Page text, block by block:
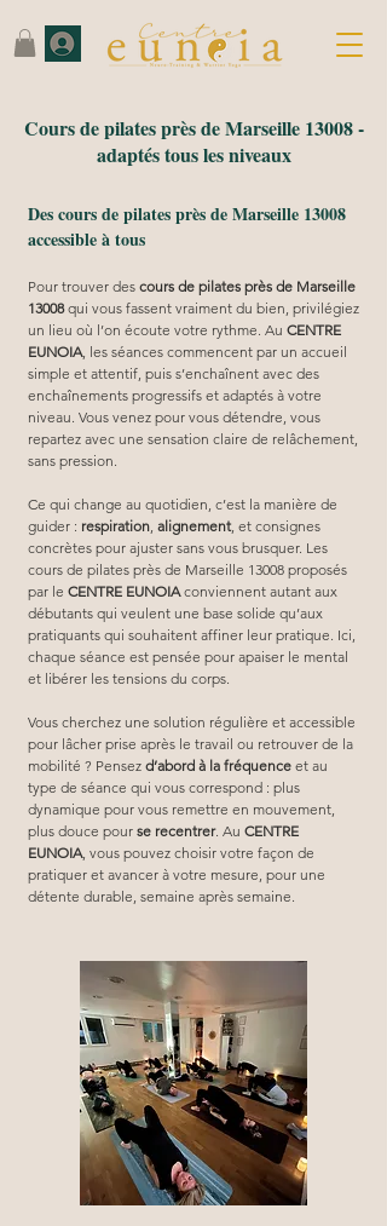
Cours de pilates près de Marseille 13008 -
adaptés tous les niveaux
Des cours de pilates près de Marseille 13008
accessible à tous
Pour trouver des cours de pilates près de Marseille
13008 qui vous fassent vraiment du bien, privilégiez
un lieu où l’on écoute votre rythme. Au CENTRE
EUNOIA, les séances commencent par un accueil
simple et attentif, puis s’enchaînent avec des
enchaînements progressifs et adaptés à votre
niveau. Vous venez pour vous détendre, vous
repartez avec une sensation claire de relâchement,
sans pression.
Ce qui change au quotidien, c’est la manière de
guider : respiration alignement , et consignes
concrètes pour ajuster sans vous brusquer. Les
cours de pilates près de Marseille 13008 proposés
par le CENTRE EUNOIA conviennent autant aux
débutants qui veulent une base solide qu’aux
pratiquants qui souhaitent affiner leur pratique. Ici,
chaque séance est pensée pour apaiser le mental
et libérer les tensions du corps.
Vous cherchez une solution régulière et accessible
pour lâcher prise après le travail ou retrouver de la
mobilité ? Pensez d’abord à la fréquence et au
type de séance qui vous correspond : plus
dynamique pour vous remettre en mouvement,
plus douce pour se recentrer. Au CENTRE
EUNOIA, vous pouvez choisir votre façon de
pratiquer et avancer à votre mesure, pour une
détente durable, semaine après semaine.